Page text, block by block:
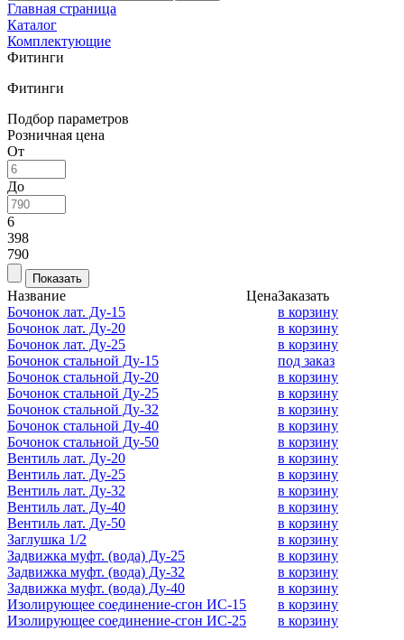
Главная страница
Каталог
Комплектующие
Фитинги
Фитинги
Подбор параметров
Розничная цена
От
До
6
398
790
Название ЦенаЗаказать
Бочонок лат. Ду-15
в корзину
Бочонок лат. Ду-20
в корзину
Бочонок лат. Ду-25
в корзину
Бочонок стальной Ду-15
под заказ
Бочонок стальной Ду-20
в корзину
Бочонок стальной Ду-25
в корзину
Бочонок стальной Ду-32
в корзину
Бочонок стальной Ду-40
в корзину
Бочонок стальной Ду-50
в корзину
Вентиль лат. Ду-20
в корзину
Вентиль лат. Ду-25
в корзину
Вентиль лат. Ду-32
в корзину
Вентиль лат. Ду-40
в корзину
Вентиль лат. Ду-50
в корзину
Заглушка 1/2
в корзину
Задвижка муфт. (вода) Ду-25
в корзину
Задвижка муфт. (вода) Ду-32
в корзину
Задвижка муфт. (вода) Ду-40
в корзину
Изолирующее соединение-сгон ИС-15
в корзину
Изолирующее соединение-сгон ИС-25
в корзину